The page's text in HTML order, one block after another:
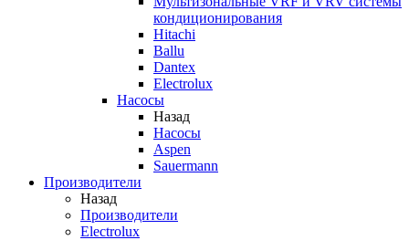
кондиционирования
Hitachi
Ballu
Dantex
Electrolux
Насосы
Назад
Насосы
Aspen
Sauermann
Производители
Назад
Производители
Electrolux